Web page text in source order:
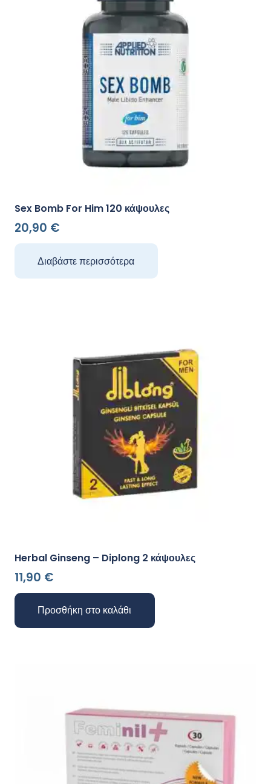
Sex Bomb For Him 120 κάψουλες
20,90 €
Διαβάστε περισσότερα
Herbal Ginseng – Diplong 2 κάψουλες
11,90 €
Προσθήκη στο καλάθι